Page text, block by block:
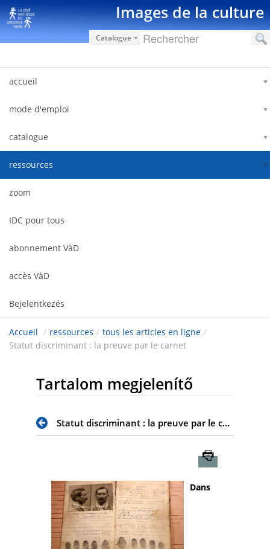
Ugrás a tartalomhoz Images de la culture
Catalogue
accueil
mode d'emploi
catalogue
ressources
zoom
IDC pour tous
abonnement VàD
accès VàD
Bejelentkezés
Accueil / ressources / tous les articles en ligne /
Statut discriminant : la preuve par le carnet
Tartalom megjelenítő
Statut discriminant : la preuve par le carnet
Dans